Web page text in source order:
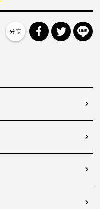
分享到分享到